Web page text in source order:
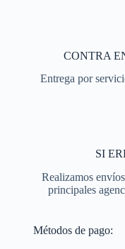
CONTRA
Entrega por
SI
Realizamos
principales
Métodos de pago: